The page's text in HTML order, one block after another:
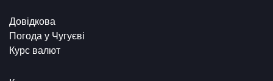
Довідкова
Погода у Чугуєві
Курс валют